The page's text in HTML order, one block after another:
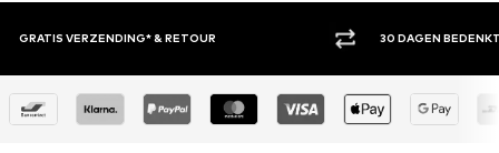
30 DAGEN BEDENKTIJD